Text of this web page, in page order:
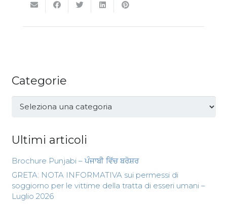
Categorie
Categorie
Ultimi articoli
Brochure Punjabi – ਪੰਜਾਬੀ ਵਿੱਚ ਬਰੋਸ਼ਰ
GRETA: NOTA INFORMATIVA sui permessi di
soggiorno per le vittime della tratta di esseri umani –
Luglio 2026